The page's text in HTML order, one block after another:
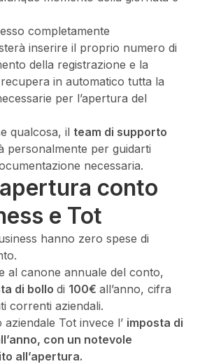
completamente
inserire il proprio numero di
della registrazione e la
in automatico tutta la
per l’apertura del
qualcosa, il team di supporto
personalmente per guidarti
necessaria.
conto
e Tot
hanno zero spese di
al canone annuale del conto,
di bollo di 100€ all’anno, cifra
correnti aziendali.
Tot invece l’ imposta di
con un notevole
all’apertura.